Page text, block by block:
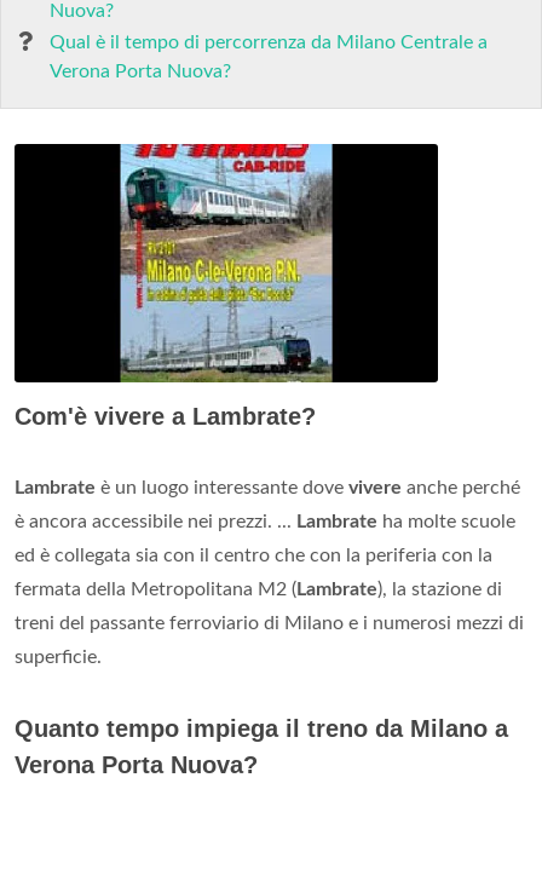
Nuova?
Qual è il tempo di percorrenza da Milano Centrale a
Verona Porta Nuova?
Com'è vivere a Lambrate?
Lambrate è un luogo interessante dove vivere anche perché
è ancora accessibile nei prezzi. ... Lambrate ha molte scuole
ed è collegata sia con il centro che con la periferia con la
fermata della Metropolitana M2 (Lambrate), la stazione di
treni del passante ferroviario di Milano e i numerosi mezzi di
superficie.
Quanto tempo impiega il treno da Milano a
Verona Porta Nuova?